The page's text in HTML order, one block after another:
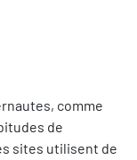
comme
de
sites utilisent de